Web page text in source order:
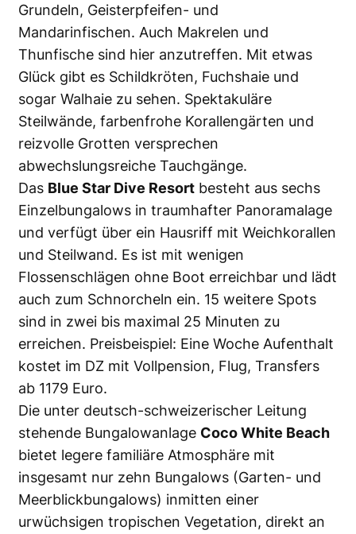
Grundeln, Geisterpfeifen- und
Mandarinfischen. Auch Makrelen und
Thunfische sind hier anzutreffen. Mit etwas
Glück gibt es Schildkröten, Fuchshaie und
sogar Walhaie zu sehen. Spektakuläre
Steilwände, farbenfrohe Korallengärten und
reizvolle Grotten versprechen
abwechslungsreiche Tauchgänge.
Das Blue Star Dive Resort besteht aus sechs
Einzelbungalows in traumhafter Panoramalage
und verfügt über ein Hausriff mit Weichkorallen
und Steilwand. Es ist mit wenigen
Flossenschlägen ohne Boot erreichbar und lädt
auch zum Schnorcheln ein. 15 weitere Spots
sind in zwei bis maximal 25 Minuten zu
erreichen. Preisbeispiel: Eine Woche Aufenthalt
kostet im DZ mit Vollpension, Flug, Transfers
ab 1179 Euro.
Die unter deutsch-schweizerischer Leitung
stehende Bungalowanlage Coco White Beach
bietet legere familiäre Atmosphäre mit
insgesamt nur zehn Bungalows (Garten- und
Meerblickbungalows) inmitten einer
urwüchsigen tropischen Vegetation, direkt an